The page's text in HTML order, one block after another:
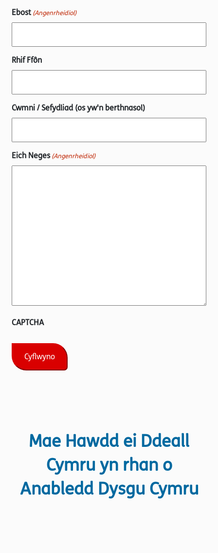
Ebost (Angenrheidiol)
Rhif Ffôn
Cwmni / Sefydliad (os yw'n berthnasol)
Eich Neges (Angenrheidiol)
CAPTCHA
Mae Hawdd ei Ddeall
Cymru yn rhan o
Anabledd Dysgu Cymru